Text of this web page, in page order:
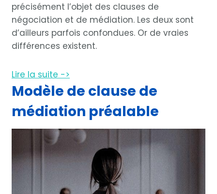
précisément l’objet des clauses de
négociation et de médiation. Les deux sont
d’ailleurs parfois confondues. Or de vraies
différences existent.
Lire la suite ->
Modèle de clause de
médiation préalable